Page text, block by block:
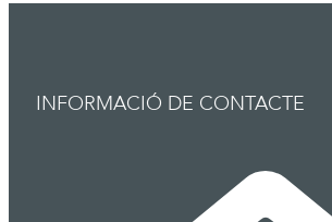
INFORMACIÓ DE CONTACTE